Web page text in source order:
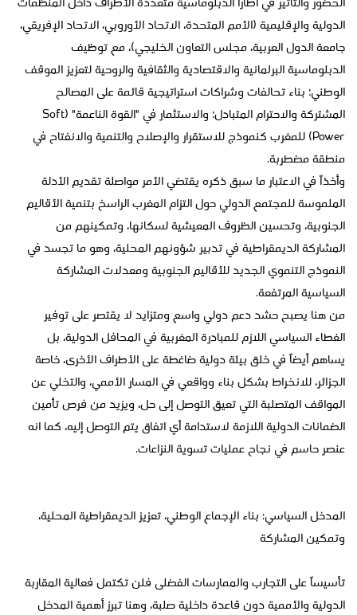
الدولية والإقليمية (الأمم المتحدة، الاتحاد الأوروبي، الاتحاد الإفريقي،
جامعة الدول العربية، مجلس التعاون الخليجي)، مع توظيف
الدبلوماسية البرلمانية والاقتصادية والثقافية والروحية لتعزيز الموقف
الوطني؛ بناء تحالفات وشراكات استراتيجية قائمة على المصالح
المشتركة والاحترام المتبادل؛ والاستثمار في "القوة الناعمة" (Soft
Power) للمغرب كنموذج للاستقرار والإصلاح والتنمية والانفتاح في
منطقة مضطربة.
وأخذاً في الاعتبار ما سبق ذكره يقتضي الأمر مواصلة تقديم الأدلة
الملموسة للمجتمع الدولي حول التزام المغرب الراسخ بتنمية الأقاليم
الجنوبية، وتحسين الظروف المعيشية لسكانها، وتمكينهم من
المشاركة الديمقراطية في تدبير شؤونهم المحلية، وهو ما تجسد في
النموذج التنموي الجديد للأقاليم الجنوبية ومعدلات المشاركة
السياسية المرتفعة.
من هنا يصبح حشد دعم دولي واسع ومتزايد لا يقتصر على توفير
الغطاء السياسي اللازم للمبادرة المغربية في المحافل الدولية، بل
يساهم أيضاً في خلق بيئة دولية ضاغطة على الأطراف الأخرى، خاصة
الجزائر، للانخراط بشكل بناء وواقعي في المسار الأممي، والتخلي عن
المواقف المتصلبة التي تعيق التوصل إلى حل، ويزيد من فرص تأمين
الضمانات الدولية اللازمة لاستدامة أي اتفاق يتم التوصل إليه، كما انه
عنصر حاسم في نجاح عمليات تسوية النزاعات.
المدخل السياسي: بناء الإجماع الوطني، تعزيز الديمقراطية المحلية،
وتمكين المشاركة
تأسيساً على التجارب والممارسات الفضلى فلن تكتمل فعالية المقاربة
الدولية والأممية دون قاعدة داخلية صلبة، وهنا تبرز أهمية المدخل